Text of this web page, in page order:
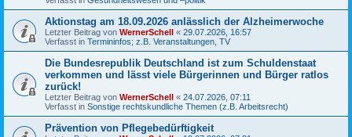
Aktionstag am 18.09.2026 anlässlich der Alzheimerwoche
Letzter Beitrag von WernerSchell « 29.07.2026, 16:57
Verfasst in Termininfos; z.B. Veranstaltungen, TV
Die Bundesrepublik Deutschland ist zum Schuldenstaat
verkommen und lässt viele Bürgerinnen und Bürger ratlos
zurück!
Letzter Beitrag von WernerSchell « 24.07.2026, 07:11
Verfasst in Sonstige rechtskundliche Themen (z.B. Arbeitsrecht)
Prävention von Pflegebedürftigkeit